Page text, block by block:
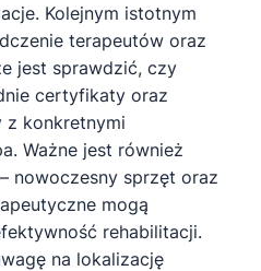
Kolejnym istotnym
terapeutów oraz
jest sprawdzić, czy
certyfikaty oraz
z konkretnymi
Ważne jest również
nowoczesny sprzęt oraz
mogą
rehabilitacji.
na lokalizację